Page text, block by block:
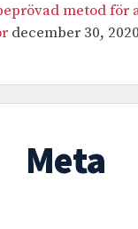
metod för
december 30, 2020
Meta